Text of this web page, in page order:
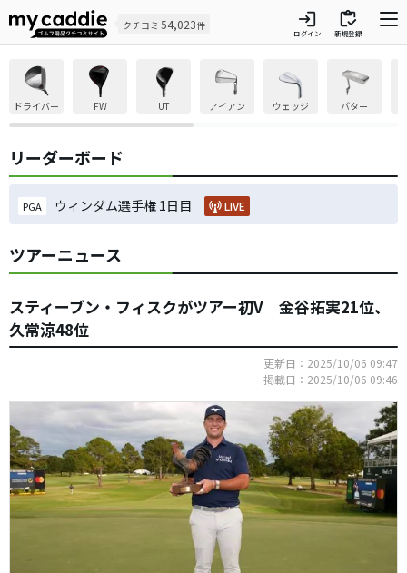
クチコミ 54,023件 login
ログイン
inventory
新規登録
ドライバー FW UT アイアン ウェッジ パター
リーダーボード
PGA ウィンダム選手権 1日目 LIVE
ツアーニュース
スティーブン・フィスクがツアー初V 金谷拓実21位、
久常涼48位
更新日：2025/10/06 09:47
掲載日：2025/10/06 09:46